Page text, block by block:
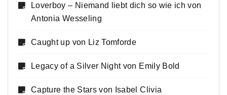
Loverboy – Niemand liebt dich so wie ich von
Antonia Wesseling
Caught up von Liz Tomforde
Legacy of a Silver Night von Emily Bold
Capture the Stars von Isabel Clivia